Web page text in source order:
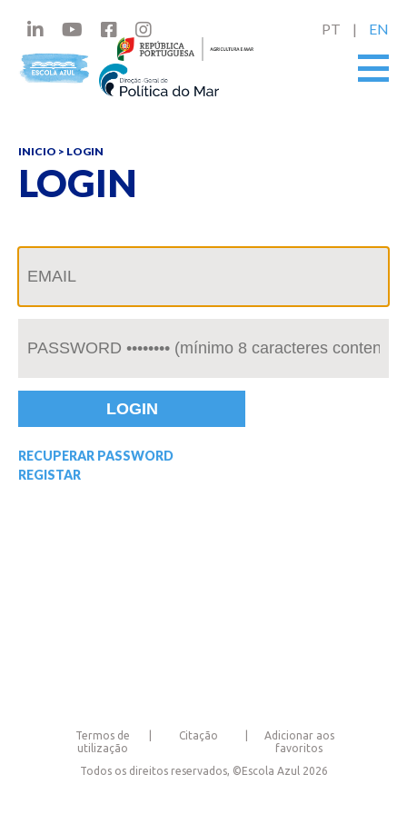
PT EN
INICIO > LOGIN
LOGIN
RECUPERAR PASSWORD
REGISTAR
Termos de
utilização
Citação
Adicionar aos
favoritos
Todos os direitos reservados, ©Escola Azul 2026